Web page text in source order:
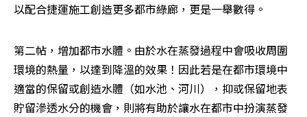
以配合捷運施工創造更多都市綠廊，更是一舉數得。
第二帖，增加都市水體。由於水在蒸發過程中會吸收周圍
環境的熱量，以達到降溫的效果！因此若是在都市環境中
適當的保留或創造水體（如水池、河川），抑或保留地表
貯留滲透水分的機會，則將有助於讓水在都市中扮演蒸發